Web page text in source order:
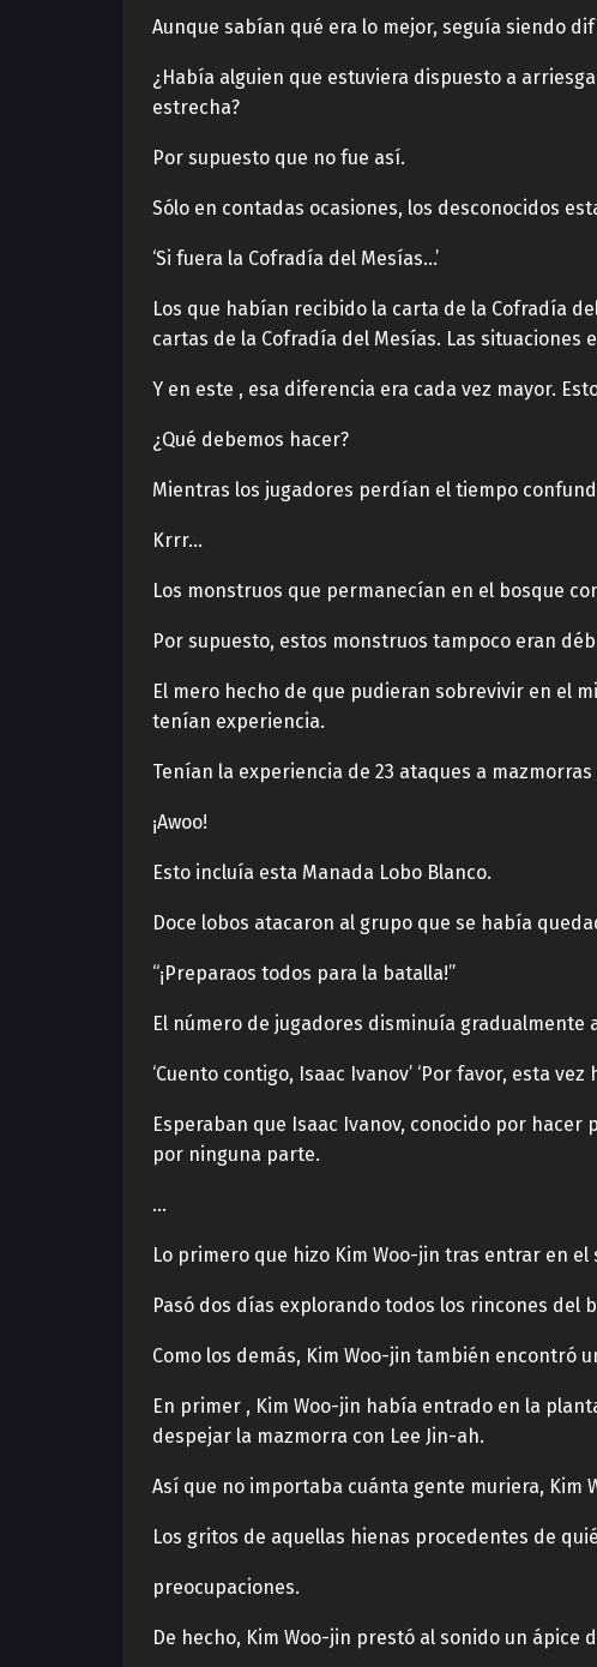
Aunque sabían qué era lo mejor, seguía siendo
¿Había alguien que estuviera dispuesto a
estrecha?
Por supuesto que no fue así.
Sólo en contadas ocasiones, los desconocidos
‘Si fuera la Cofradía del Mesías…’
Los que habían recibido la carta de la Cofradía
cartas de la Cofradía del Mesías. Las
Y en este , esa diferencia era cada vez mayor.
¿Qué debemos hacer?
Mientras los jugadores perdían el tiempo
Krrr…
Los monstruos que permanecían en el bosque
Por supuesto, estos monstruos tampoco eran
El mero hecho de que pudieran sobrevivir en el
tenían experiencia.
Tenían la experiencia de 23 ataques a mazmorras
¡Awoo!
Esto incluía esta Manada Lobo Blanco.
Doce lobos atacaron al grupo que se había
“¡Preparaos todos para la batalla!”
El número de jugadores disminuía
‘Cuento contigo, Isaac Ivanov’ ‘Por favor, esta vez
Esperaban que Isaac Ivanov, conocido por
por ninguna parte.
…
Lo primero que hizo Kim Woo-jin tras entrar en el
Pasó dos días explorando todos los rincones del
Como los demás, Kim Woo-jin también encontró
En primer , Kim Woo-jin había entrado en la
despejar la mazmorra con Lee Jin-ah.
Así que no importaba cuánta gente muriera, Kim
Los gritos de aquellas hienas procedentes de
preocupaciones.
De hecho, Kim Woo-jin prestó al sonido un ápice